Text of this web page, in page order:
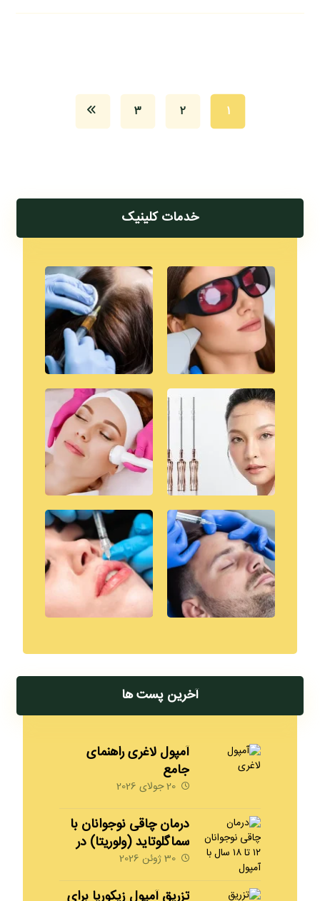
1
2
3
خدمات کلینیک
آخرین پست ها
آمپول لاغری راهنمای
جامع
20 جولای 2026
درمان چاقی نوجوانان با
سماگلوتاید (ولوریتا) در
شیراز | 09170008792
30 ژوئن 2026
تزریق آمپول زیکورپا برای